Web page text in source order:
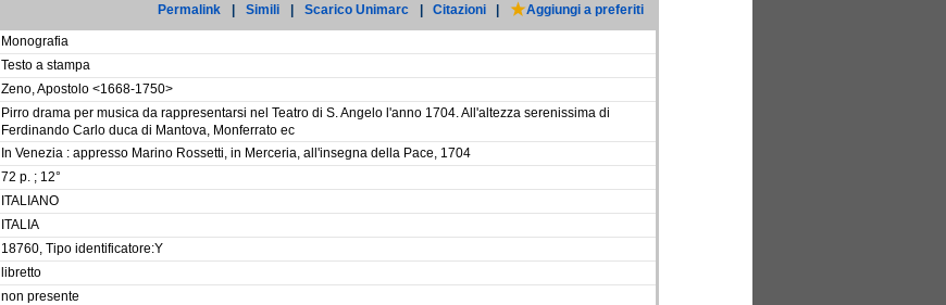
Permalink Simili Scarico Unimarc Citazioni Aggiungi a preferiti
Monografia
Testo a stampa
Zeno, Apostolo <1668-1750>
Pirro drama per musica da rappresentarsi nel Teatro di S. Angelo l'anno 1704. All'altezza serenissima di
Ferdinando Carlo duca di Mantova, Monferrato ec
In Venezia : appresso Marino Rossetti, in Merceria, all'insegna della Pace, 1704
72 p. ; 12°
ITALIANO
ITALIA
18760, Tipo identificatore:Y
libretto
non presente